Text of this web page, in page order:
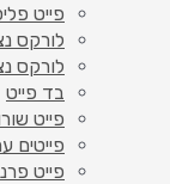
פייט
לורקס
לורקס
בד פייט
פייט
פייטים
פייט